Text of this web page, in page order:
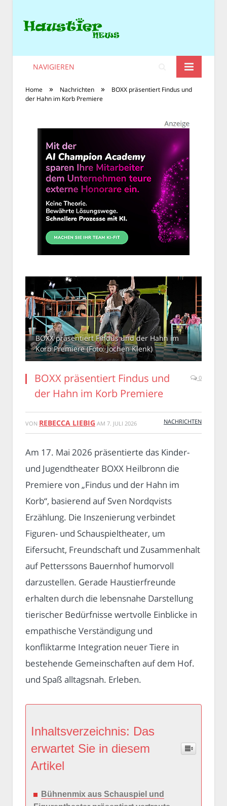
NAVIGIEREN
Home » Nachrichten »
BOXX präsentiert Findus und
der Hahn im Korb Premiere
BOXX präsentiert Findus und der Hahn im
Korb Premiere (Foto: Jochen Klenk)
BOXX präsentiert Findus und
der Hahn im Korb Premiere
0
VON REBECCA LIEBIG AM 7. JULI 2026 NACHRICHTEN
Am 17. Mai 2026 präsentierte das Kinder-
und Jugendtheater BOXX Heilbronn die
Premiere von „Findus und der Hahn im
Korb“, basierend auf Sven Nordqvists
Erzählung. Die Inszenierung verbindet
Figuren- und Schauspieltheater, um
Eifersucht, Freundschaft und Zusammenhalt
auf Petterssons Bauernhof humorvoll
darzustellen. Gerade Haustierfreunde
erhalten durch die lebensnahe Darstellung
tierischer Bedürfnisse wertvolle Einblicke in
empathische Verständigung und
konfliktarme Integration neuer Tiere in
bestehende Gemeinschaften auf dem Hof.
und Spaß alltagsnah. Erleben.
Inhaltsverzeichnis: Das
erwartet Sie in diesem
Artikel
Bühnenmix aus Schauspiel und